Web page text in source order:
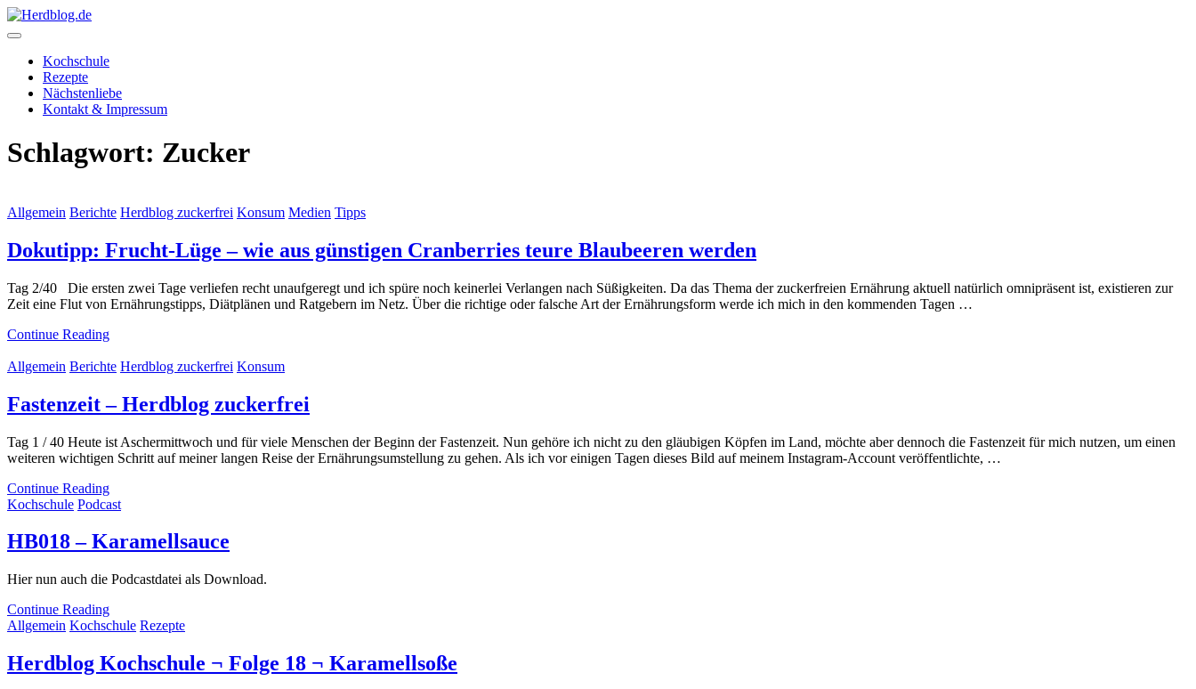
Skip
to
Herdblog.de
Kochschule
Rezepte
Nächstenliebe
Kontakt & Impressum
Schlagwort: Zucker
Allgemein Berichte Herdblog zuckerfrei Konsum Medien Tipps
Dokutipp: Frucht-Lüge – wie aus günstigen Cranberries teure Blaubeeren werden
Tag 2/40 Die ersten zwei Tage verliefen recht unaufgeregt und ich spüre noch keinerlei Verlangen nach Süßigkeiten. Da das Thema der zuckerfreien Ernährung aktuell natürlich omnipräsent ist, existieren zur
Zeit eine Flut von Ernährungstipps, Diätplänen und Ratgebern im Netz. Über die richtige oder falsche Art der Ernährungsform werde ich mich in den kommenden Tagen …
Continue Reading
Allgemein Berichte Herdblog zuckerfrei Konsum
Fastenzeit – Herdblog zuckerfrei
Tag 1 / 40 Heute ist Aschermittwoch und für viele Menschen der Beginn der Fastenzeit. Nun gehöre ich nicht zu den gläubigen Köpfen im Land, möchte aber dennoch die Fastenzeit für mich nutzen, um einen
weiteren wichtigen Schritt auf meiner langen Reise der Ernährungsumstellung zu gehen. Als ich vor einigen Tagen dieses Bild auf meinem Instagram-Account veröffentlichte, …
Continue Reading
Kochschule Podcast
HB018 – Karamellsauce
Hier nun auch die Podcastdatei als Download.
Continue Reading
Allgemein Kochschule Rezepte
Herdblog Kochschule ¬ Folge 18 ¬ Karamellsoße